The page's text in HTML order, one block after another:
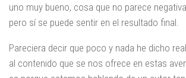
uno muy bueno, cosa que no parece
pero sí se puede sentir en el resultado final.
Pareciera decir que poco y nada he dicho
al contenido que se nos ofrece en estas